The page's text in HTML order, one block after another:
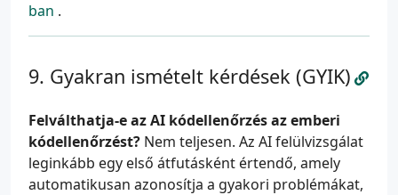
ban .
Gyakran ismételt kérdések (GYIK)
Felválthatja-e az AI kódellenőrzés az emberi
kódellenőrzést? Nem teljesen. Az AI felülvizsgálat
leginkább egy első átfutásként értendő, amely
automatikusan azonosítja a gyakori problémákat,